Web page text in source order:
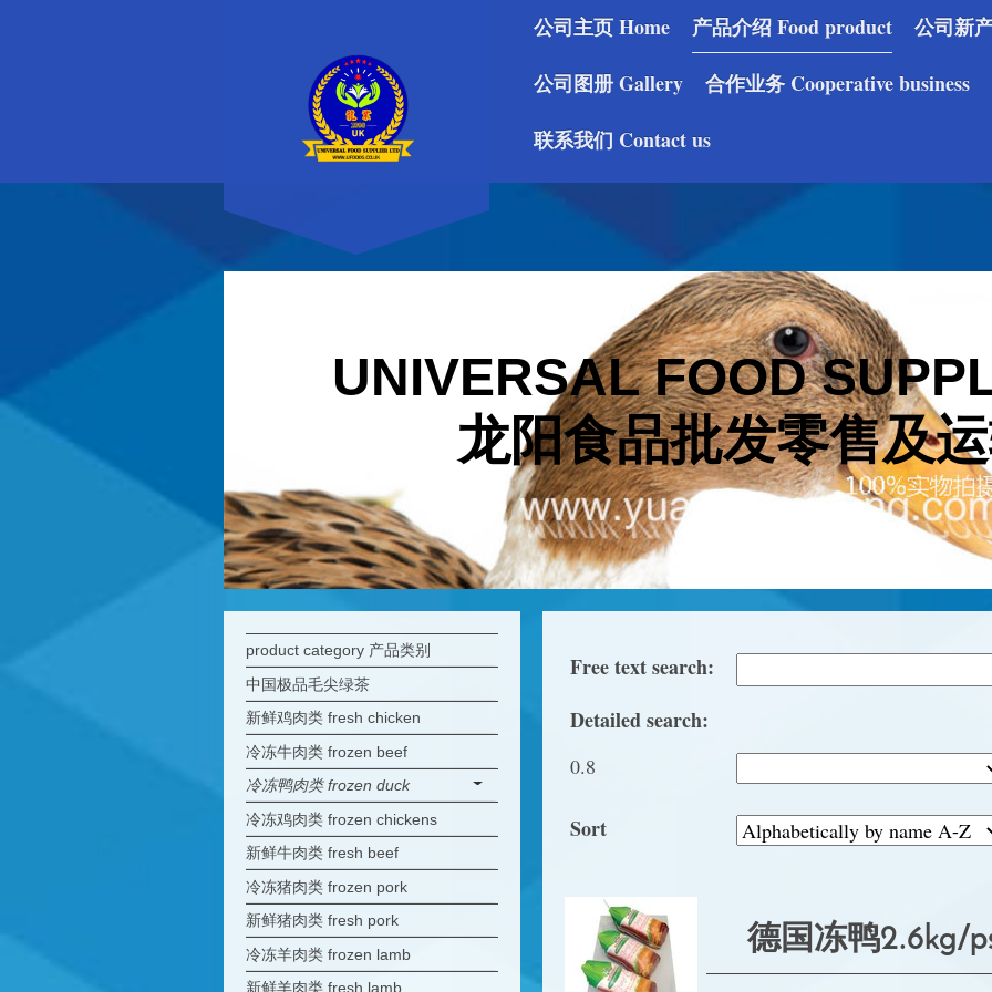
公司主页 Home 产品介绍 Food product
公司新
公司图册 Gallery
合作业务 Cooperative business
联系我们 Contact us
UNIVERSAL FOOD
龙阳食品批发零售及
Free text search:
Detailed search:
0.8
Sort
德国冻鸭2.6kg/
product category 产品类别
中国极品毛尖绿茶
新鲜鸡肉类 fresh chicken
冷冻牛肉类 frozen beef
冷冻鸭肉类 frozen duck
冷冻鸡肉类 frozen chickens
新鲜牛肉类 fresh beef
冷冻猪肉类 frozen pork
新鲜猪肉类 fresh pork
冷冻羊肉类 frozen lamb
新鲜羊肉类 fresh lamb